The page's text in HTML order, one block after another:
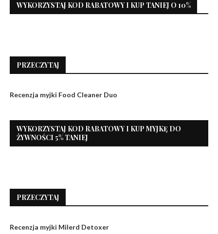
WYKORZYSTAJ KOD RABATOWY I KUP TANIEJ O 10%
PRZECZYTAJ
Recenzja myjki Food Cleaner Duo
WYKORZYSTAJ KOD RABATOWY I KUP MYJKĘ DO
ŻYWNOŚCI 5% TANIEJ
PRZECZYTAJ
Recenzja myjki Milerd Detoxer